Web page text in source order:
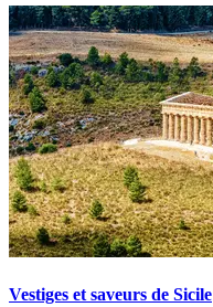
Vestiges et saveurs de Sicile